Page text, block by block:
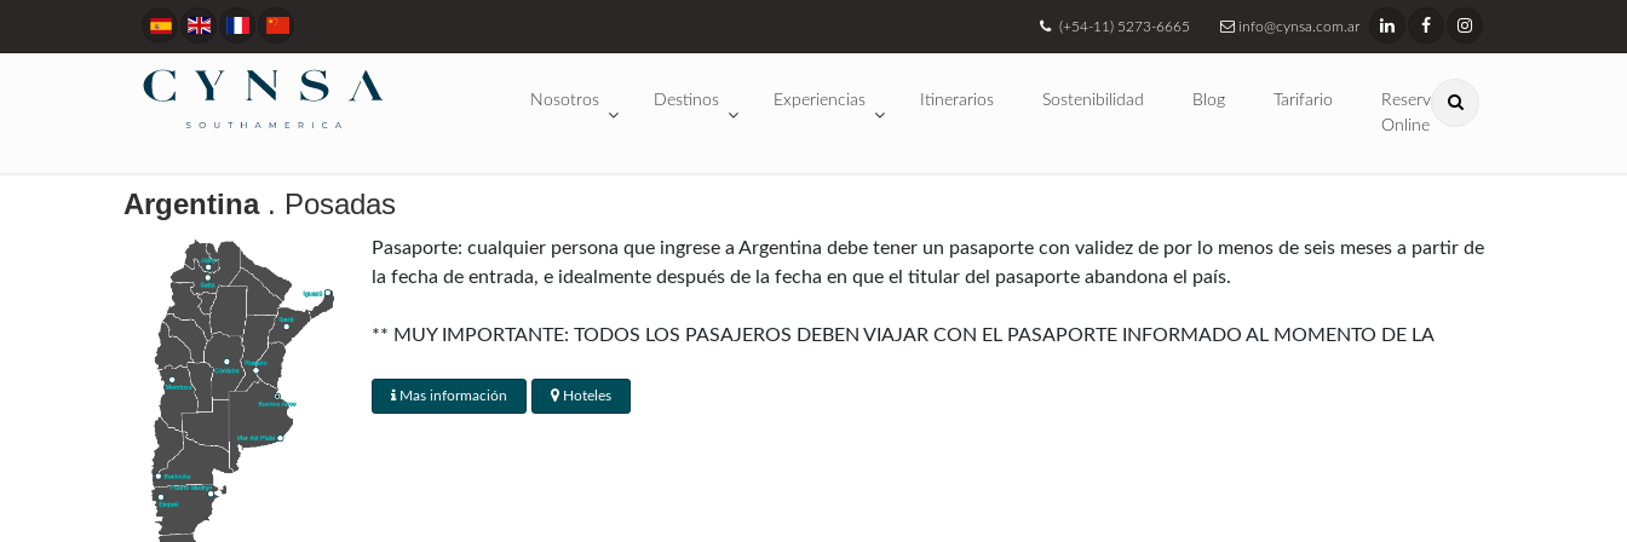
(+54-11) 5273-6665 info@cynsa.com.ar
Nosotros Destinos Experiencias Itinerarios Sostenibilidad Blog Tarifario
Reservas
Online
Argentina. Posadas
Pasaporte: cualquier persona que ingrese a Argentina debe tener un pasaporte con validez de por lo menos de seis meses a partir de
la fecha de entrada, e idealmente después de la fecha en que el titular del pasaporte abandona el país.
** MUY IMPORTANTE: TODOS LOS PASAJEROS DEBEN VIAJAR CON EL PASAPORTE INFORMADO AL MOMENTO DE LA
Mas información Hoteles